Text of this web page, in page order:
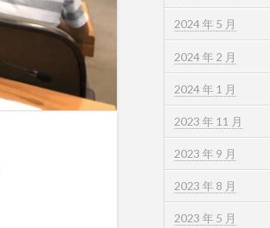
2024 年 5 月
2024 年 2 月
2024 年 1 月
2023 年 11 月
2023 年 9 月
2023 年 8 月
2023 年 5 月